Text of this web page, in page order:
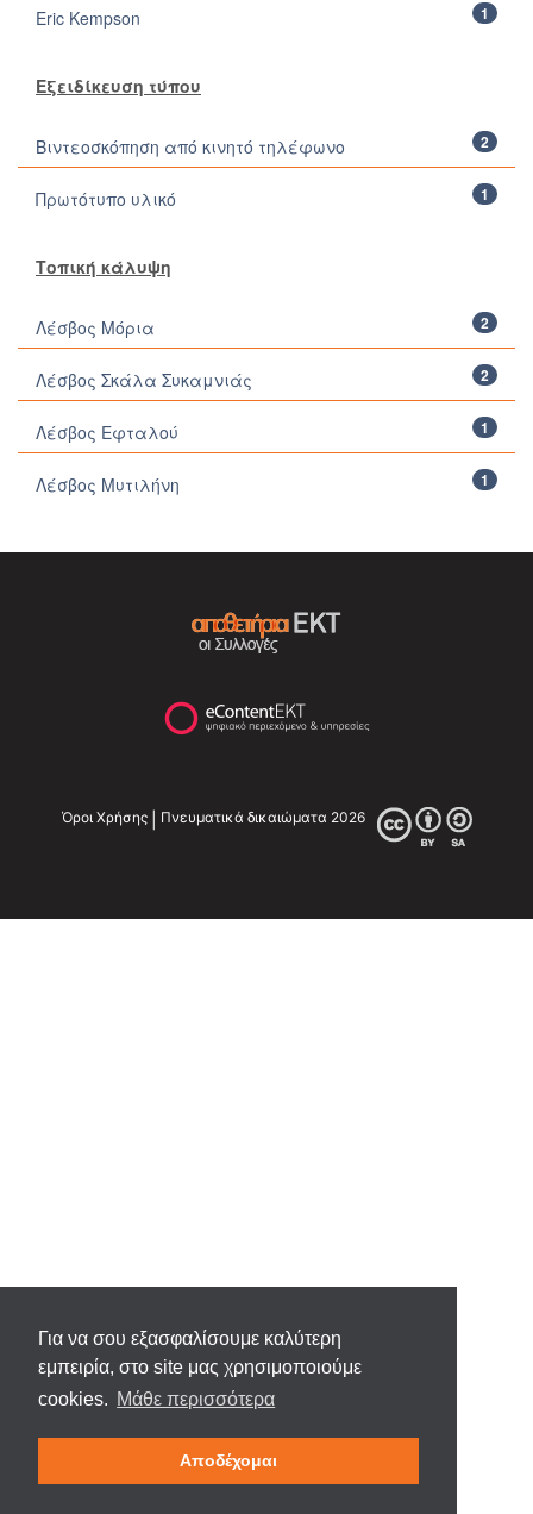
Για να σου εξασφαλίσουμε καλύτερη
εμπειρία, στο site μας χρησιμοποιούμε
cookies. Μάθε περισσότερα
Αποδέχομαι
1
Eric Kempson
Εξειδίκευση τύπου
2
Βιντεοσκόπηση από κινητό τηλέφωνο
1
Πρωτότυπο υλικό
Τοπική κάλυψη
2
Λέσβος Μόρια
2
Λέσβος Σκάλα Συκαμνιάς
1
Λέσβος Εφταλού
1
Λέσβος Μυτιλήνη